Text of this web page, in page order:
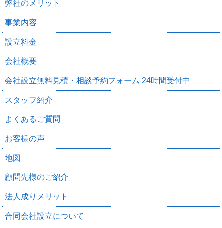
弊社のメリット
事業内容
設立料金
会社概要
会社設立無料見積・相談予約フォーム 24時間受付中
スタッフ紹介
よくあるご質問
お客様の声
地図
顧問先様のご紹介
法人成りメリット
合同会社設立について